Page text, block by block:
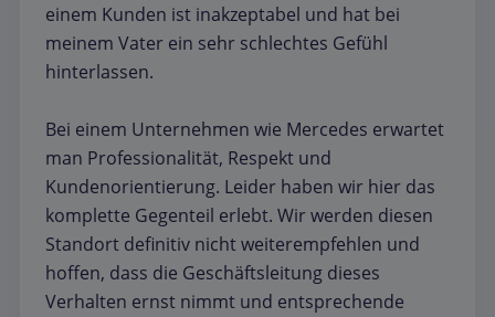
einem Kunden ist inakzeptabel und hat bei
meinem Vater ein sehr schlechtes Gefühl
hinterlassen.
Bei einem Unternehmen wie Mercedes erwartet
man Professionalität, Respekt und
Kundenorientierung. Leider haben wir hier das
komplette Gegenteil erlebt. Wir werden diesen
Standort definitiv nicht weiterempfehlen und
hoffen, dass die Geschäftsleitung dieses
Verhalten ernst nimmt und entsprechende